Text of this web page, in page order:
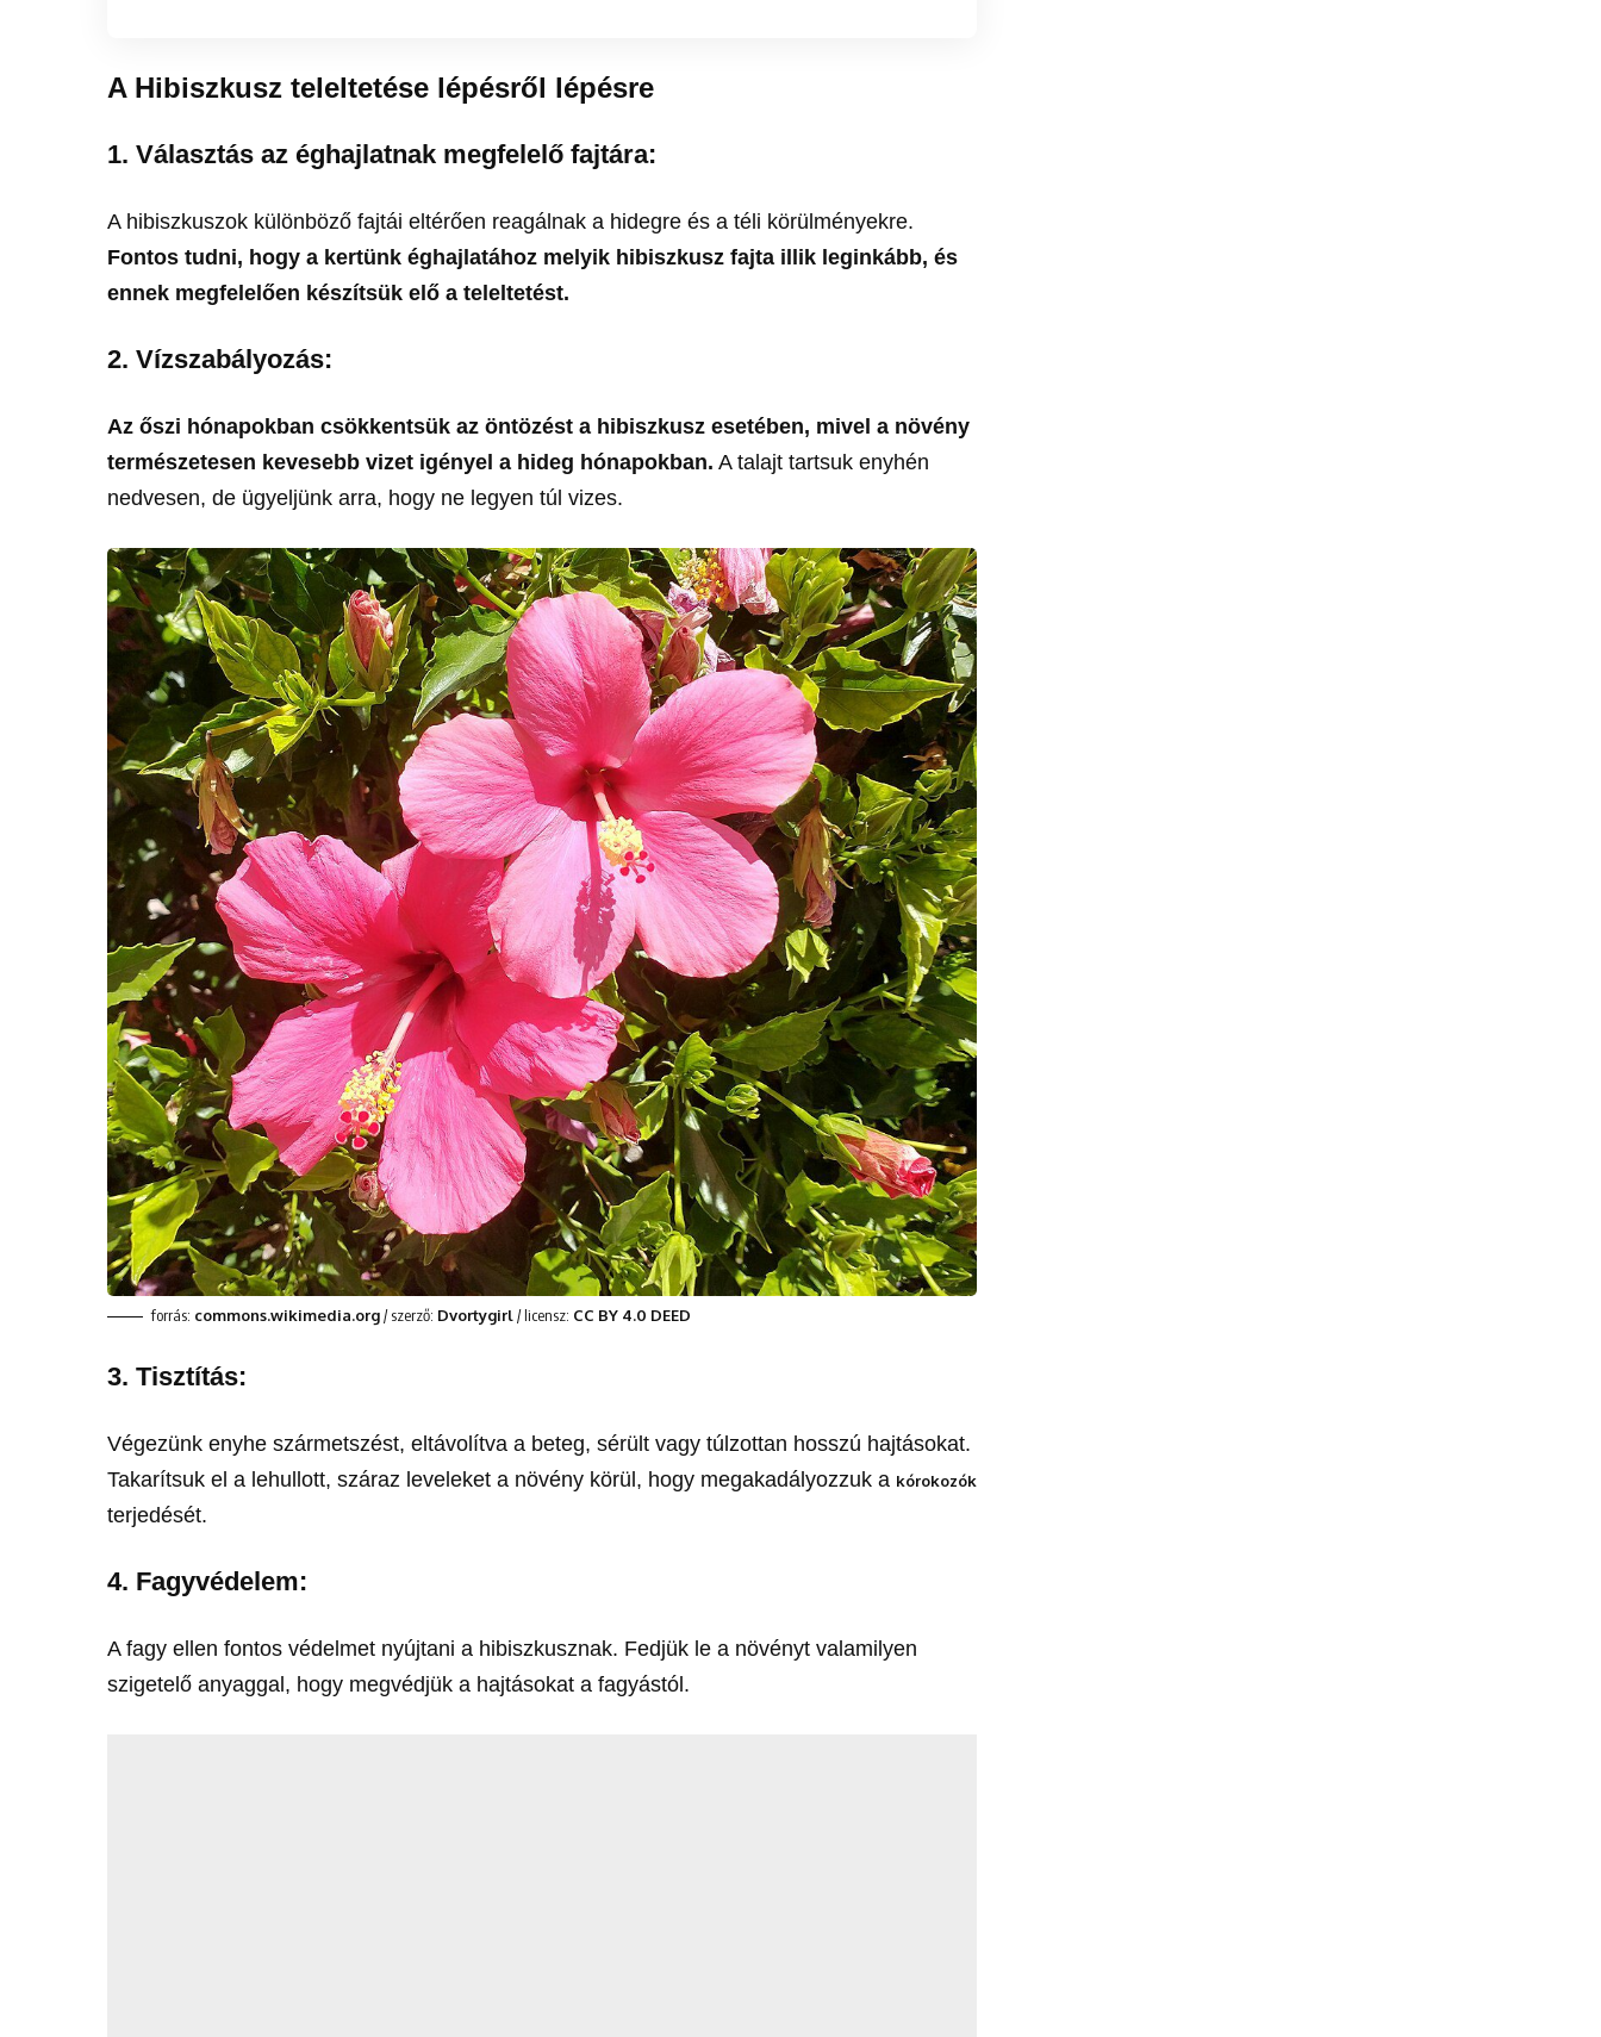
A Hibiszkusz teleltetése lépésről lépésre
1.Választás az éghajlatnak megfelelő fajtára:
A hibiszkuszok különböző fajtái eltérően reagálnak a hidegre és a téli körülményekre.
Fontos tudni, hogy a kertünk éghajlatához melyik hibiszkusz fajta illik leginkább, és
ennek megfelelően készítsük elő a teleltetést.
2.Vízszabályozás:
Az őszi hónapokban csökkentsük az öntözést a hibiszkusz esetében, mivel a növény
természetesen kevesebb vizet igényel a hideg hónapokban. A talajt tartsuk enyhén
nedvesen, de ügyeljünk arra, hogy ne legyen túl vizes.
forrás: commons.wikimedia.org/ szerző: Dvortygirl/ licensz: CC BY 4.0 DEED
3. Tisztítás:
Végezünk enyhe szármetszést, eltávolítva a beteg, sérült vagy túlzottan hosszú hajtásokat.
Takarítsuk el a lehullott, száraz leveleket a növény körül, hogy megakadályozzuk a kórokozók
terjedését.
4. Fagyvédelem:
A fagy ellen fontos védelmet nyújtani a hibiszkusznak. Fedjük le a növényt valamilyen
szigetelő anyaggal, hogy megvédjük a hajtásokat a fagyástól.